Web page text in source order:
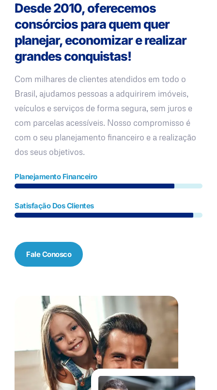
Desde 2010, oferecemos
consórcios para quem quer
planejar, economizar e realizar
grandes conquistas!
Com milhares de clientes atendidos em todo o
Brasil, ajudamos pessoas a adquirirem imóveis,
veículos e serviços de forma segura, sem juros e
com parcelas acessíveis. Nosso compromisso é
com o seu planejamento financeiro e a realização
dos seus objetivos.
Planejamento Financeiro
Satisfação Dos Clientes
Fale Conosco